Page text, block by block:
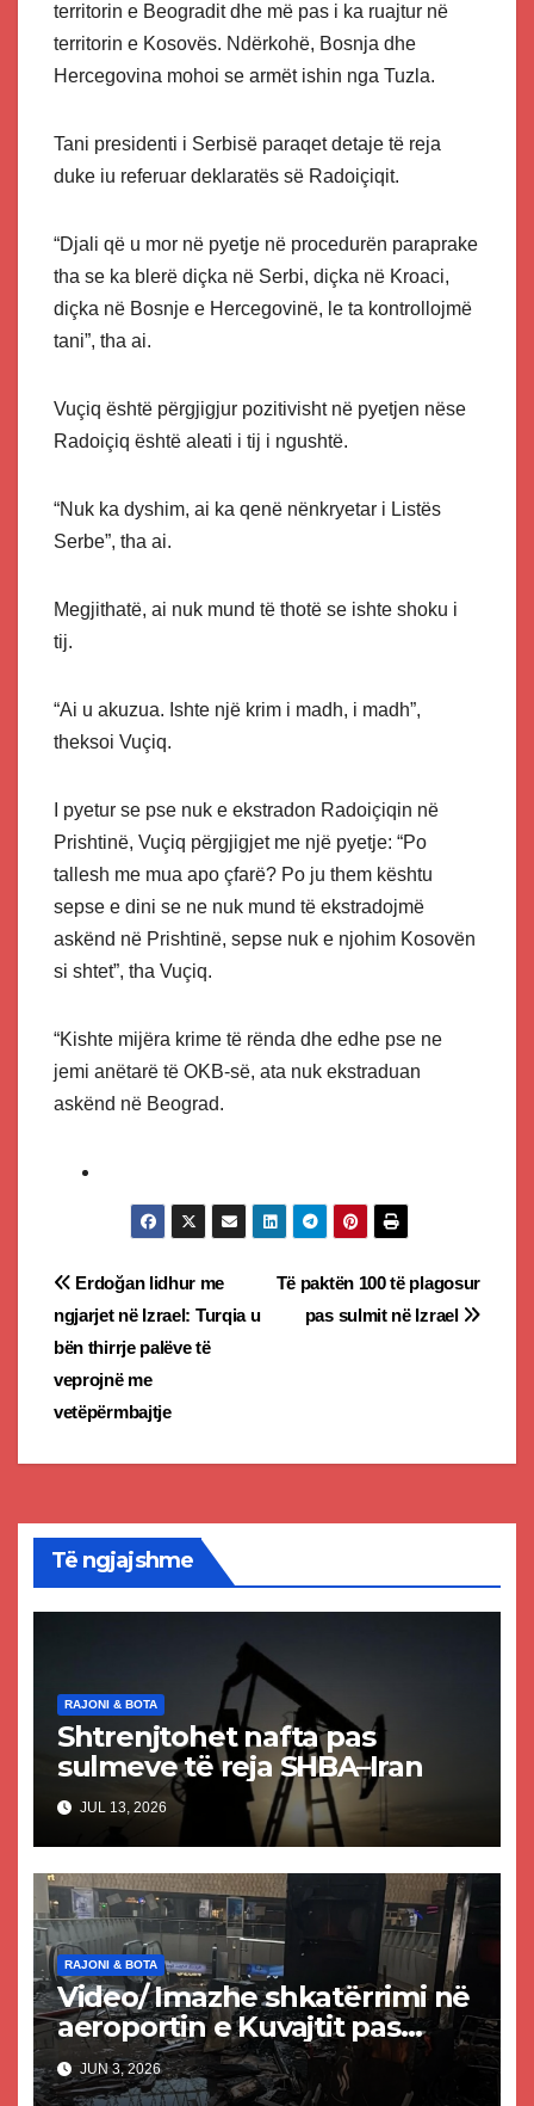
territorin e Beogradit dhe më pas i ka ruajtur në
territorin e Kosovës. Ndërkohë, Bosnja dhe
Hercegovina mohoi se armët ishin nga Tuzla.
Tani presidenti i Serbisë paraqet detaje të reja
duke iu referuar deklaratës së Radoiçiqit.
“Djali që u mor në pyetje në procedurën paraprake
tha se ka blerë diçka në Serbi, diçka në Kroaci,
diçka në Bosnje e Hercegovinë, le ta kontrollojmë
tani”, tha ai.
Vuçiq është përgjigjur pozitivisht në pyetjen nëse
Radoiçiq është aleati i tij i ngushtë.
“Nuk ka dyshim, ai ka qenë nënkryetar i Listës
Serbe”, tha ai.
Megjithatë, ai nuk mund të thotë se ishte shoku i
tij.
“Ai u akuzua. Ishte një krim i madh, i madh”,
theksoi Vuçiq.
I pyetur se pse nuk e ekstradon Radoiçiqin në
Prishtinë, Vuçiq përgjigjet me një pyetje: “Po
tallesh me mua apo çfarë? Po ju them kështu
sepse e dini se ne nuk mund të ekstradojmë
askënd në Prishtinë, sepse nuk e njohim Kosovën
si shtet”, tha Vuçiq.
“Kishte mijëra krime të rënda dhe edhe pse ne
jemi anëtarë të OKB-së, ata nuk ekstraduan
askënd në Beograd.
Post
navigation
Të paktën 100 të plagosur
pas sulmit në Izrael
Erdoğan lidhur me
ngjarjet në Izrael: Turqia u
bën thirrje palëve të
veprojnë me
vetëpërmbajtje
Të ngjajshme
RAJONI & BOTA
Shtrenjtohet nafta pas
sulmeve të reja SHBA–Iran
JUL 13, 2026
RAJONI & BOTA
Video/ Imazhe shkatërrimi në
aeroportin e Kuvajtit pas
sulmit iranian, një i vdekur
dhe shumë të plagosur
JUN 3, 2026